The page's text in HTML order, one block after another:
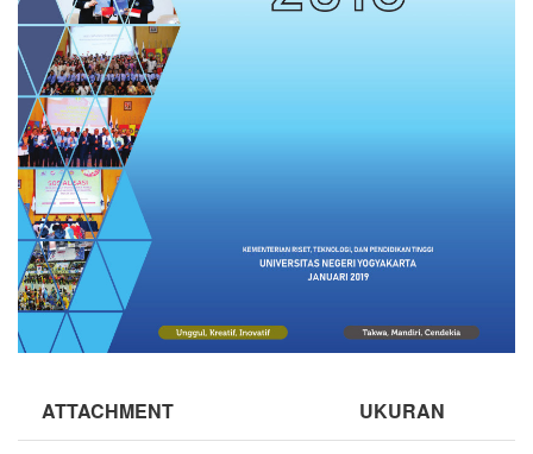
ATTACHMENT UKURAN